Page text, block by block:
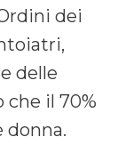
dei
delle
che il 70%
donna.